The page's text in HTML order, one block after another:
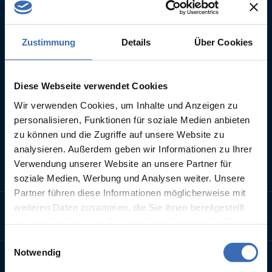
Zustimmung Details Über Cookies
Diese Webseite verwendet Cookies
Wir verwenden Cookies, um Inhalte und Anzeigen zu
personalisieren, Funktionen für soziale Medien anbieten
zu können und die Zugriffe auf unsere Website zu
analysieren. Außerdem geben wir Informationen zu Ihrer
Verwendung unserer Website an unsere Partner für
soziale Medien, Werbung und Analysen weiter. Unsere
Partner führen diese Informationen möglicherweise mit
weiteren Daten zusammen, die Sie ihnen bereitgestellt
Einwilligungsauswahl
Notwendig
Sägewerkstr. 5
83416 Saaldorf-Surheim
info@neoapps.de
› LinkedIn
Leistungen